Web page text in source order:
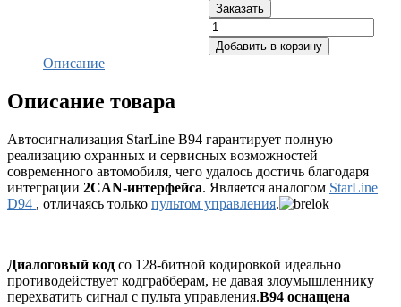
Заказать
Добавить в корзину
Описание
Описание товара
Автосигнализация StarLine B94 гарантирует полную
реализацию охранных и сервисных возможностей
современного автомобиля, чего удалось достичь благодаря
интеграции 2CAN-интерфейса. Является аналогом StarLine
D94 , отличаясь только пультом управления.
Диалоговый код со 128-битной кодировкой идеально
противодействует кодграбберам, не давая злоумышленнику
перехватить сигнал с пульта управления.B94 оснащена